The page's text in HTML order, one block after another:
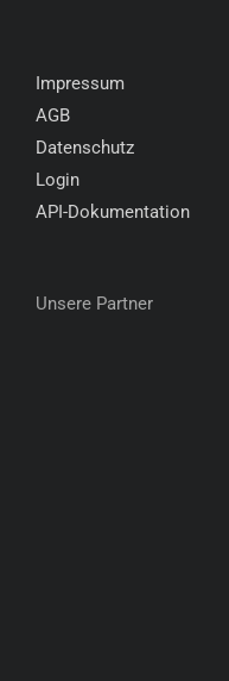
Impressum
AGB
Datenschutz
Login
API-Dokumentation
Unsere Partner